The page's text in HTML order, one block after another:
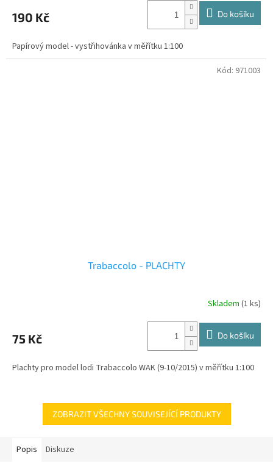
190 Kč Do košíku
Papírový model - vystřihovánka v měřítku 1:100
Trabaccolo - PLACHTY
Skladem (1 ks)
75 Kč Do košíku
Plachty pro model lodi Trabaccolo WAK (9-10/2015) v měřítku 1:100
Kód: 971003
ZOBRAZIT VŠECHNY SOUVISEJÍCÍ PRODUKTY
Popis Diskuze